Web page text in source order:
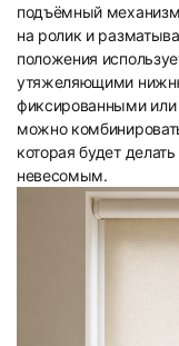
подъёмный механизм
на ролик и
положения
утяжеляющими
фиксированными
можно
которая будет
невесомым.